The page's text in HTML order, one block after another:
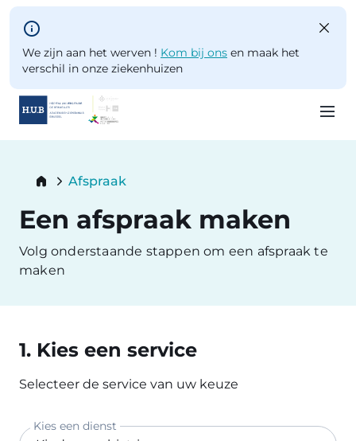
Skip to main content
We zijn aan het werven ! Kom bij ons en maak het
verschil in onze ziekenhuizen
content
Breadcrumb
Current:
Afspraak
Een afspraak maken
Volg onderstaande stappen om een afspraak te
maken
1. Kies een service
Selecteer de service van uw keuze
Kies een dienst